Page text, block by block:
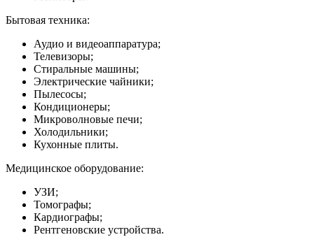
Бытовая техника:
Аудио и видеоаппаратура;
Телевизоры;
Стиральные машины;
Электрические чайники;
Пылесосы;
Кондиционеры;
Микроволновые печи;
Холодильники;
Кухонные плиты.
Медицинское оборудование:
УЗИ;
Томографы;
Кардиографы;
Рентгеновские устройства.